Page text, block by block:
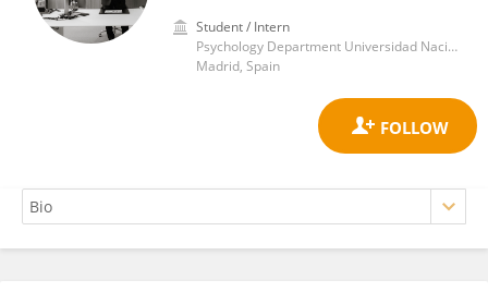
Student / Intern
Psychology Department Universidad Nacional de Educación a Distancia
Madrid, Spain